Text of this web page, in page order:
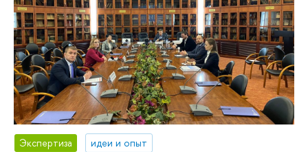
Экспертиза
идеи и опыт